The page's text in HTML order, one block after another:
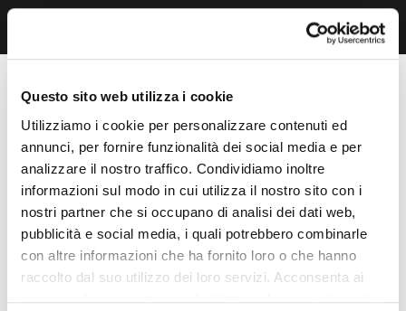
Questo sito web utilizza i cookie
Utilizziamo i cookie per personalizzare contenuti ed
annunci, per fornire funzionalità dei social media e per
analizzare il nostro traffico. Condividiamo inoltre
informazioni sul modo in cui utilizza il nostro sito con i
nostri partner che si occupano di analisi dei dati web,
pubblicità e social media, i quali potrebbero combinarle
con altre informazioni che ha fornito loro o che hanno
raccolto dal suo utilizzo dei loro servizi. Acconsenta ai